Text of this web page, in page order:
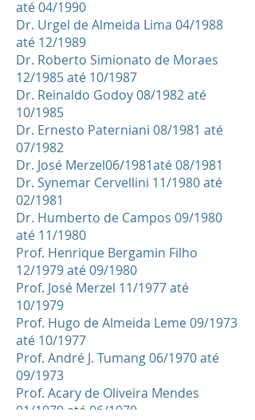
até 04/1990
Dr. Urgel de Almeida Lima 04/1988
até 12/1989
Dr. Roberto Simionato de Moraes
12/1985 até 10/1987
Dr. Reinaldo Godoy 08/1982 até
10/1985
Dr. Ernesto Paterniani 08/1981 até
07/1982
Dr. José Merzel06/1981até 08/1981
Dr. Synemar Cervellini 11/1980 até
02/1981
Dr. Humberto de Campos 09/1980
até 11/1980
Prof. Henrique Bergamin Filho
12/1979 até 09/1980
Prof. José Merzel 11/1977 até
10/1979
Prof. Hugo de Almeida Leme 09/1973
até 10/1977
Prof. André J. Tumang 06/1970 até
09/1973
Prof. Acary de Oliveira Mendes
01/1970 até 06/1970